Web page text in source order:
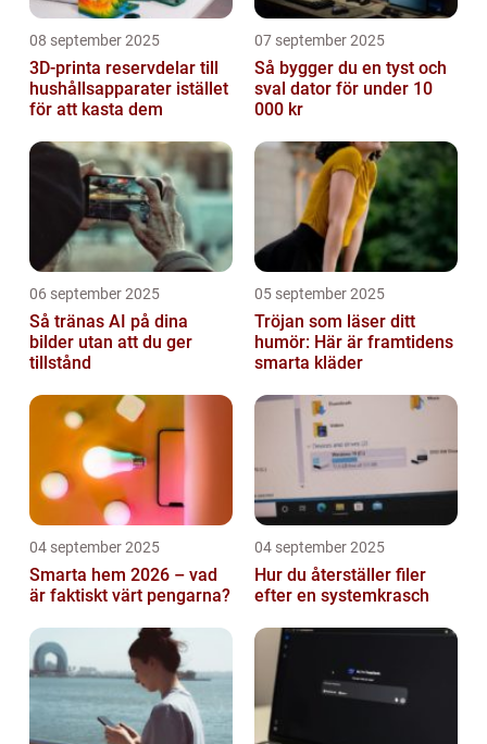
08 september 2025
3D-printa reservdelar till
hushållsapparater istället
för att kasta dem
07 september 2025
Så bygger du en tyst och
sval dator för under 10
000 kr
06 september 2025
Så tränas AI på dina
bilder utan att du ger
tillstånd
05 september 2025
Tröjan som läser ditt
humör: Här är framtidens
smarta kläder
04 september 2025
Smarta hem 2026 – vad
är faktiskt värt pengarna?
04 september 2025
Hur du återställer filer
efter en systemkrasch